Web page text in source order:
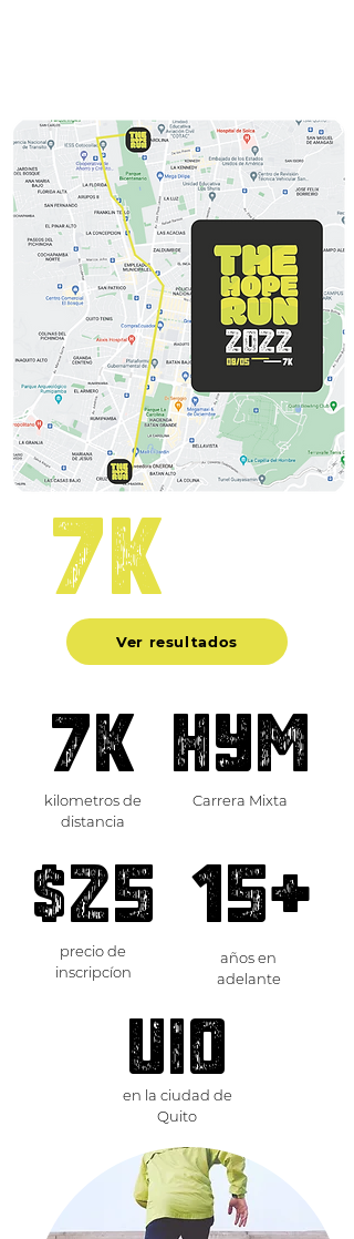
7k
Ver resultados
7k
kilometros de
distancia
HyM
Carrera Mixta
$25
precio de
inscripcíon
15+
años en
adelante
uio
en la ciudad de
Quito